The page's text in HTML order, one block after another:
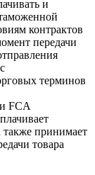
и
контрактов
передачи
терминов
FCA
также принимает
товара